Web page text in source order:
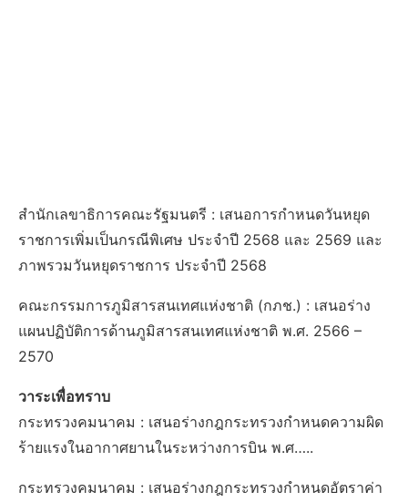
สำนักเลขาธิการคณะรัฐมนตรี : เสนอการกำหนดวันหยุด
ราชการเพิ่มเป็นกรณีพิเศษ ประจำปี 2568 และ 2569 และ
ภาพรวมวันหยุดราชการ ประจำปี 2568
คณะกรรมการภูมิสารสนเทศแห่งชาติ (กภช.) : เสนอร่าง
แผนปฏิบัติการด้านภูมิสารสนเทศแห่งชาติ พ.ศ. 2566 –
2570
วาระเพื่อทราบ
กระทรวงคมนาคม : เสนอร่างกฎกระทรวงกำหนดความผิด
ร้ายแรงในอากาศยานในระหว่างการบิน พ.ศ…..
กระทรวงคมนาคม : เสนอร่างกฎกระทรวงกำหนดอัตราค่า